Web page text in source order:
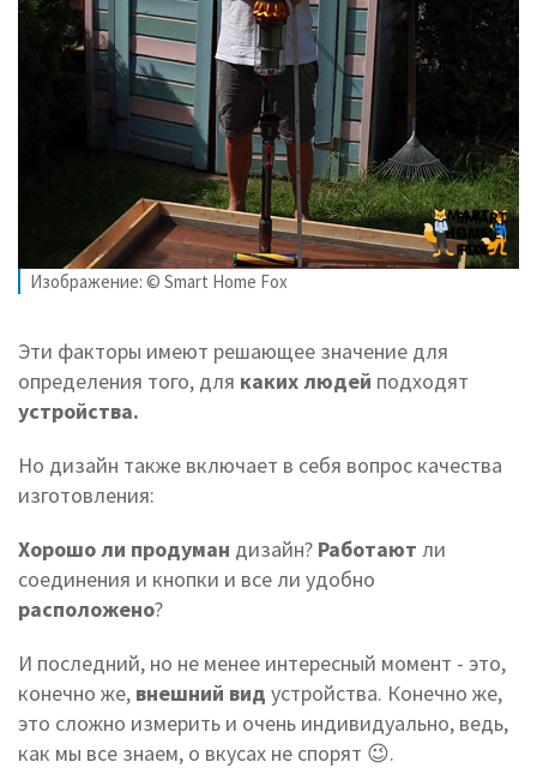
Изображение: © Smart Home Fox
Эти факторы имеют решающее значение для
определения того, для каких людей подходят
устройства.
Но дизайн также включает в себя вопрос качества
изготовления:
Хорошо ли продуман дизайн? Работают ли
соединения и кнопки и все ли удобно
расположено?
И последний, но не менее интересный момент - это,
конечно же, внешний вид устройства. Конечно же,
это сложно измерить и очень индивидуально, ведь,
как мы все знаем, о вкусах не спорят 😉.